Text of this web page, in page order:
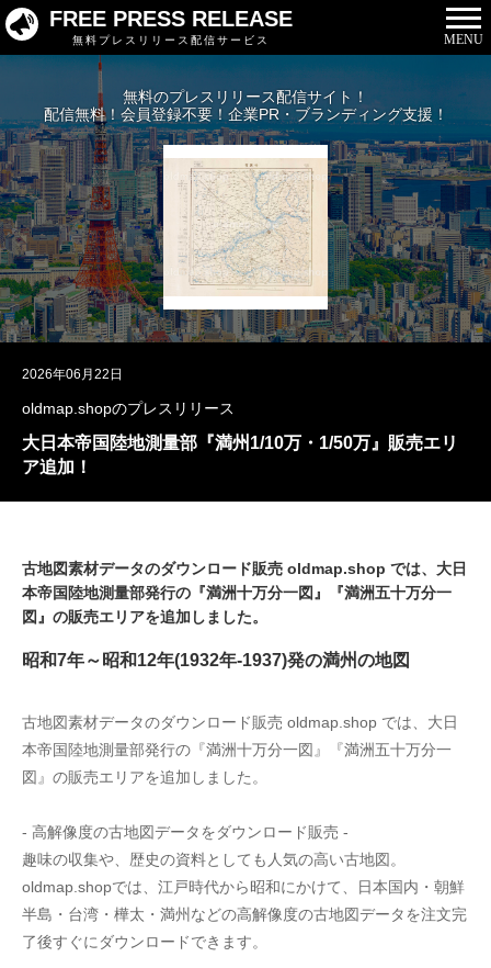
FREE PRESS RELEASE
無料プレスリリース配信サービス MENU
無料のプレスリリース配信サイト！
配信無料！会員登録不要！企業PR・ブランディング支援！
2026年06月22日
oldmap.shopのプレスリリース
大日本帝国陸地測量部『満州1/10万・1/50万』販売エリ
ア追加！
古地図素材データのダウンロード販売 oldmap.shop では、大日
本帝国陸地測量部発行の『満洲十万分一図』『満洲五十万分一
図』の販売エリアを追加しました。
昭和7年～昭和12年(1932年-1937)発の満州の地図
古地図素材データのダウンロード販売 oldmap.shop では、大日
本帝国陸地測量部発行の『満洲十万分一図』『満洲五十万分一
図』の販売エリアを追加しました。
- 高解像度の古地図データをダウンロード販売 -
趣味の収集や、歴史の資料としても人気の高い古地図。
oldmap.shopでは、江戸時代から昭和にかけて、日本国内・朝鮮
半島・台湾・樺太・満州などの高解像度の古地図データを注文完
了後すぐにダウンロードできます。